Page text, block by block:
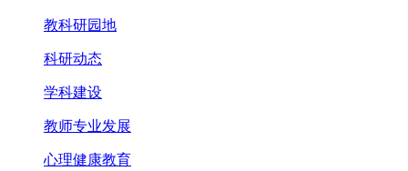
教科研园地
科研动态
学科建设
教师专业发展
心理健康教育